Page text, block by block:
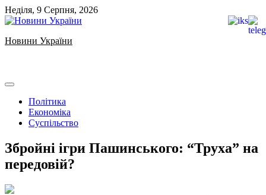
Skip
to
Неділя, 9 Серпня, 2026
Новини України
Політика
Економіка
Суспільство
Збройні ігри Пашинського: “Труха” на
передовій?